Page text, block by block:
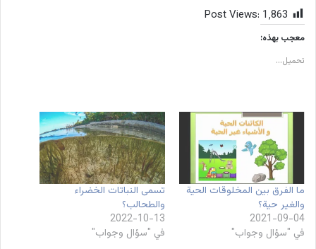
Post Views: 1٬863
معجب بهذه:
تحميل...
ما الفرق بين المخلوقات الحية
والغير حية؟
2021-09-04
في "سؤال وجواب"
تسمى النباتات الخضراء
والطحالب؟
2022-10-13
في "سؤال وجواب"